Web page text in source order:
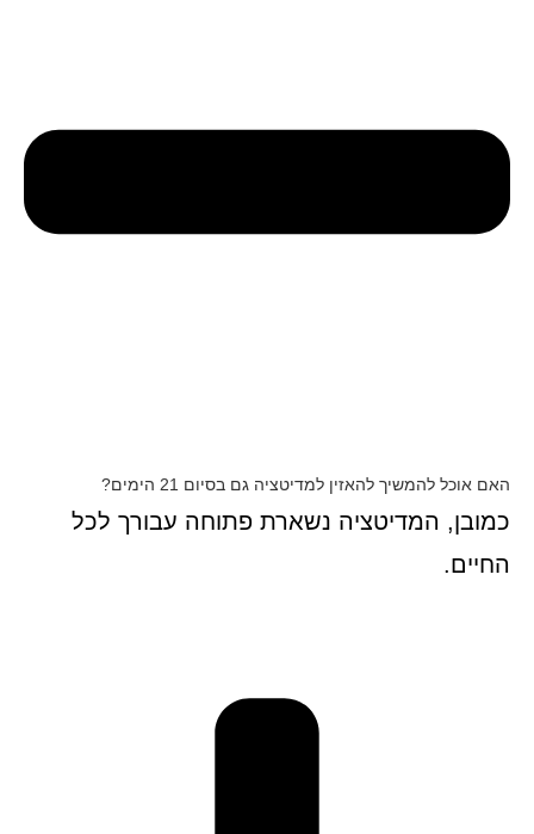
האם אוכל להמשיך להאזין למדיטציה גם בסיום 21 הימים?
כמובן, המדיטציה נשארת פתוחה עבורך לכל
החיים.